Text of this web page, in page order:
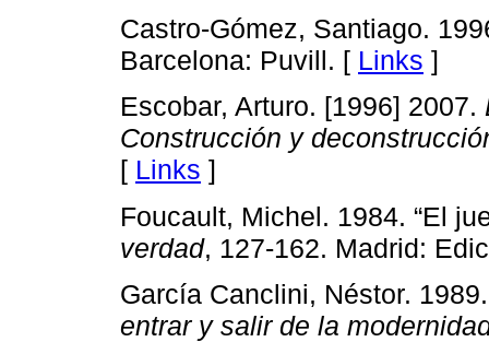
Castro-Gómez, Santiago.
Barcelona: Puvill. [ Links ]
Escobar, Arturo. [1996] 2007.
Construcción y
[ Links ]
Foucault, Michel. 1984. “El
verdad, 127-162. Madrid:
García Canclini, Néstor.
entrar y salir de la